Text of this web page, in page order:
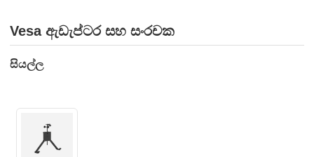
Vesa ඇඩැප්ටර සහ සංරචක
සියල්ල